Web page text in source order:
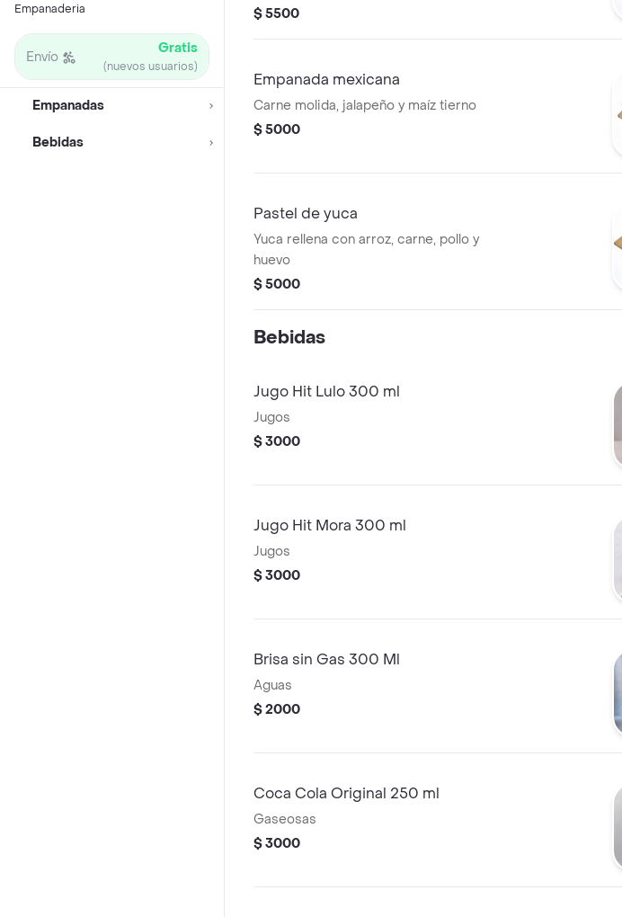
Empanaderia
Envío Gratis
(nuevos usuarios)
Empanadas
Bebidas
$ 5500
Empanada mexicana
Carne molida, jalapeño y maíz tierno
$ 5000
Pastel de yuca
Yuca rellena con arroz, carne, pollo y
huevo
$ 5000
Bebidas
Jugo Hit Lulo 300 ml
Jugos
$ 3000
Jugo Hit Mora 300 ml
Jugos
$ 3000
Brisa sin Gas 300 Ml
Aguas
$ 2000
Coca Cola Original 250 ml
Gaseosas
$ 3000